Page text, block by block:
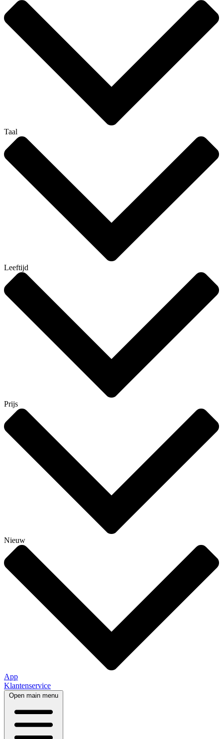
Taal
Leeftijd
Prijs
Nieuw
App
Klantenservice
Open main menu